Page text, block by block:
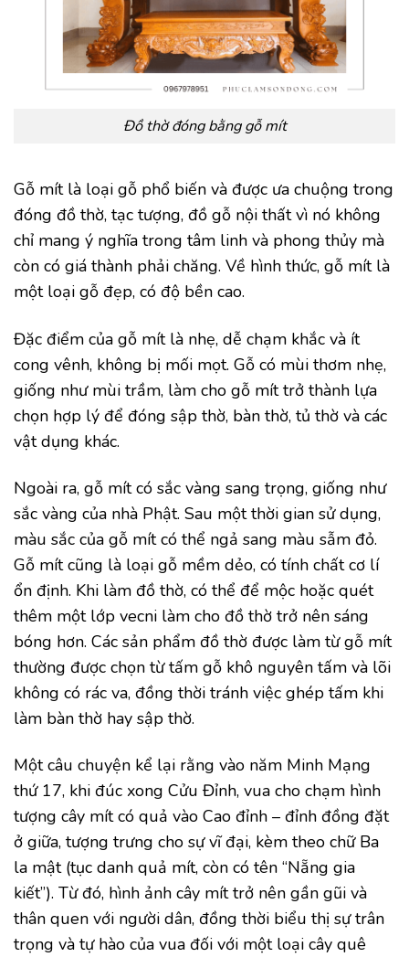
Đồ thờ đóng bằng gỗ mít
Gỗ mít là loại gỗ phổ biến và được ưa chuộng trong
đóng đồ thờ, tạc tượng, đồ gỗ nội thất vì nó không
chỉ mang ý nghĩa trong tâm linh và phong thủy mà
còn có giá thành phải chăng. Về hình thức, gỗ mít là
một loại gỗ đẹp, có độ bền cao.
Đặc điểm của gỗ mít là nhẹ, dễ chạm khắc và ít
cong vênh, không bị mối mọt. Gỗ có mùi thơm nhẹ,
giống như mùi trầm, làm cho gỗ mít trở thành lựa
chọn hợp lý để đóng sập thờ, bàn thờ, tủ thờ và các
vật dụng khác.
Ngoài ra, gỗ mít có sắc vàng sang trọng, giống như
sắc vàng của nhà Phật. Sau một thời gian sử dụng,
màu sắc của gỗ mít có thể ngả sang màu sẫm đỏ.
Gỗ mít cũng là loại gỗ mềm dẻo, có tính chất cơ lí
ổn định. Khi làm đồ thờ, có thể để mộc hoặc quét
thêm một lớp vecni làm cho đồ thờ trở nên sáng
bóng hơn. Các sản phẩm đồ thờ được làm từ gỗ mít
thường được chọn từ tấm gỗ khô nguyên tấm và lõi
không có rác va, đồng thời tránh việc ghép tấm khi
làm bàn thờ hay sập thờ.
Một câu chuyện kể lại rằng vào năm Minh Mạng
thứ 17, khi đúc xong Cửu Đỉnh, vua cho chạm hình
tượng cây mít có quả vào Cao đỉnh – đỉnh đồng đặt
ở giữa, tượng trưng cho sự vĩ đại, kèm theo chữ Ba
la mật (tục danh quả mít, còn có tên “Nẵng gia
kiết”). Từ đó, hình ảnh cây mít trở nên gần gũi và
thân quen với người dân, đồng thời biểu thị sự trân
trọng và tự hào của vua đối với một loại cây quê